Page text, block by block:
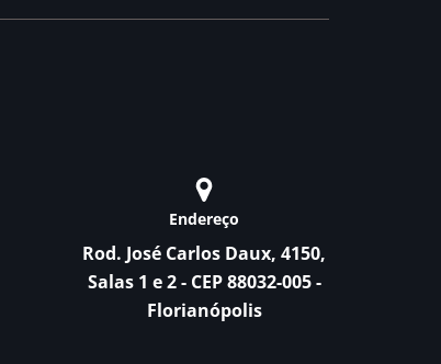
Endereço
Rod. José Carlos Daux, 4150,
Salas 1 e 2 - CEP 88032-005 -
Florianópolis